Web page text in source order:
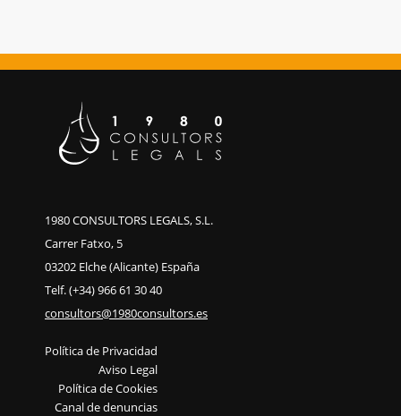
1980 CONSULTORS LEGALS, S.L.
Carrer Fatxo, 5
03202 Elche (Alicante) España
Telf. (+34) 966 61 30 40
consultors@1980consultors.es
Política de Privacidad
Aviso Legal
Política de Cookies
Canal de denuncias